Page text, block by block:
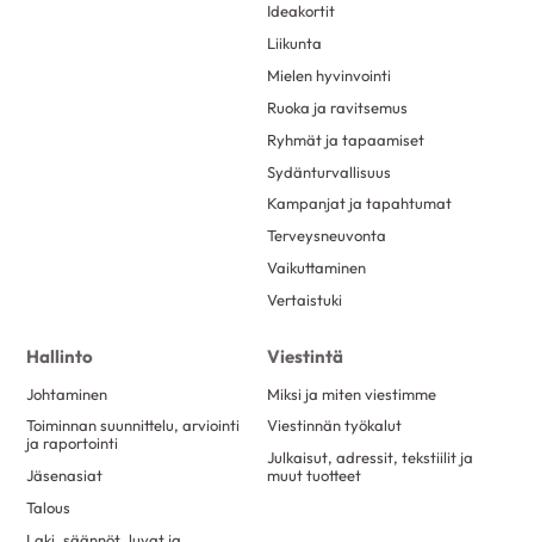
Ideakortit
Liikunta
Mielen hyvinvointi
Ruoka ja ravitsemus
Ryhmät ja tapaamiset
Sydänturvallisuus
Kampanjat ja tapahtumat
Terveysneuvonta
Vaikuttaminen
Vertaistuki
Hallinto
Johtaminen
Toiminnan suunnittelu, arviointi
ja raportointi
Jäsenasiat
Talous
Viestintä
Miksi ja miten viestimme
Viestinnän työkalut
Julkaisut, adressit, tekstiilit ja
muut tuotteet